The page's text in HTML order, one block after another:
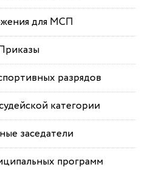
для МСП
разрядов
категории
заседатели
программ